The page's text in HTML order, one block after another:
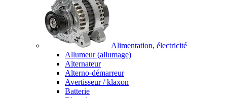
Alimentation, électricité
Allumeur (allumage)
Alternateur
Alterno-démarreur
Avertisseur / klaxon
Batterie